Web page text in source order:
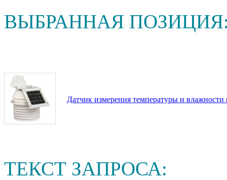
ВЫБРАННАЯ
Датчик измерения температуры и влажности
ТЕКСТ ЗАПРОСА: